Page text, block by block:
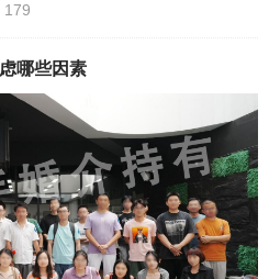
179
哪些因素